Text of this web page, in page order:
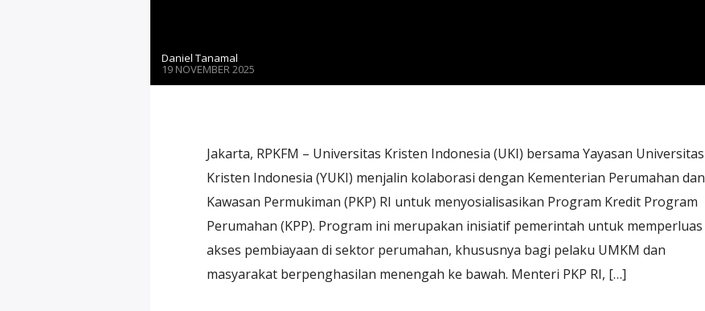
Daniel Tanamal
19 NOVEMBER 2025
Jakarta, RPKFM – Universitas Kristen Indonesia (UKI) bersama Yayasan Universitas
Kristen Indonesia (YUKI) menjalin kolaborasi dengan Kementerian Perumahan dan
Kawasan Permukiman (PKP) RI untuk menyosialisasikan Program Kredit Program
Perumahan (KPP). Program ini merupakan inisiatif pemerintah untuk memperluas
akses pembiayaan di sektor perumahan, khususnya bagi pelaku UMKM dan
masyarakat berpenghasilan menengah ke bawah. Menteri PKP RI, […]